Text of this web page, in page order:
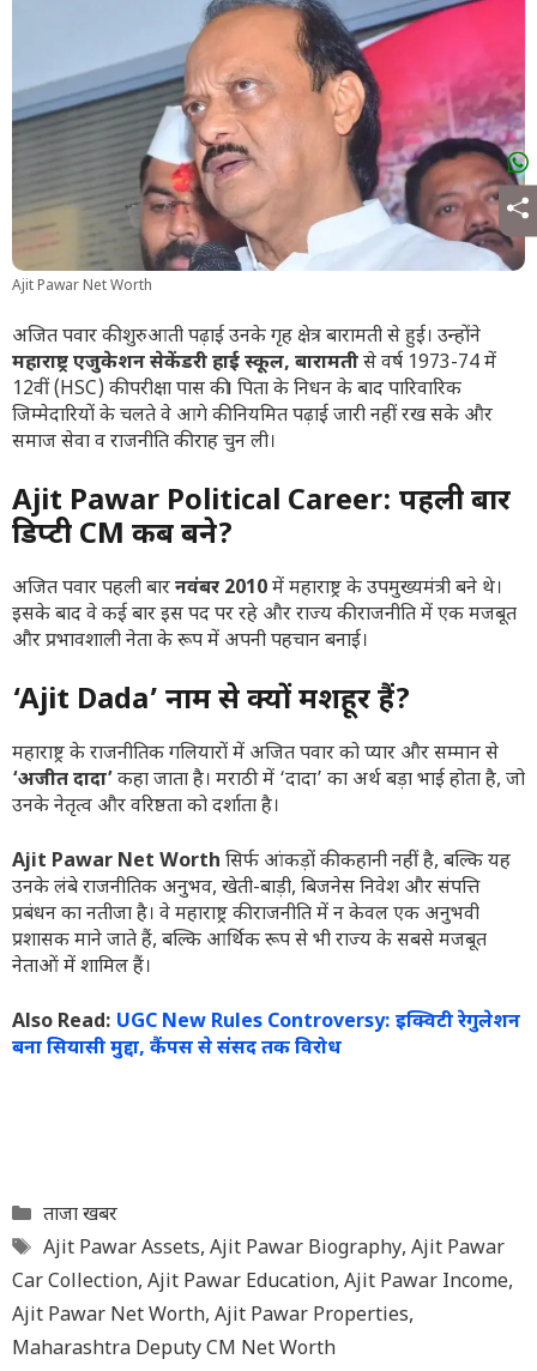
Ajit Pawar Net Worth
अजित पवार की शुरुआती पढ़ाई उनके गृह क्षेत्र बारामती से हुई। उन्होंने
महाराष्ट्र एजुकेशन सेकेंडरी हाई स्कूल, बारामतीसे वर्ष 1973-74 में
12वीं (HSC) की परीक्षा पास की। पिता के निधन के बाद पारिवारिक
जिम्मेदारियों के चलते वे आगे की नियमित पढ़ाई जारी नहीं रख सके और
समाज सेवा व राजनीति की राह चुन ली।
Ajit Pawar Political Career: पहली बार
डिप्टी CM कब बने?
अजित पवार पहली बारनवंबर 2010में महाराष्ट्र के उपमुख्यमंत्री बने थे।
इसके बाद वे कई बार इस पद पर रहे और राज्य की राजनीति में एक मजबूत
और प्रभावशाली नेता के रूप में अपनी पहचान बनाई।
‘Ajit Dada’ नाम से क्यों मशहूर हैं?
महाराष्ट्र के राजनीतिक गलियारों में अजित पवार को प्यार और सम्मान से
‘अजीत दादा’ कहा जाता है। मराठी में ‘दादा’ का अर्थ बड़ा भाई होता है, जो
उनके नेतृत्व और वरिष्ठता को दर्शाता है।
Ajit Pawar Net Worth सिर्फ आंकड़ों की कहानी नहीं है, बल्कि यह
उनके लंबे राजनीतिक अनुभव, खेती-बाड़ी, बिजनेस निवेश और संपत्ति
प्रबंधन का नतीजा है। वे महाराष्ट्र की राजनीति में न केवल एक अनुभवी
प्रशासक माने जाते हैं, बल्कि आर्थिक रूप से भी राज्य के सबसे मजबूत
नेताओं में शामिल हैं।
Also Read: UGC New Rules Controversy: इक्विटी रेगुलेशन
बना सियासी मुद्दा, कैंपस से संसद तक विरोध
Categories
ताजा खबर
Tags
Ajit Pawar Assets, Ajit Pawar Biography, Ajit Pawar
Car Collection, Ajit Pawar Education, Ajit Pawar Income,
Ajit Pawar Net Worth, Ajit Pawar Properties,
Maharashtra Deputy CM Net Worth